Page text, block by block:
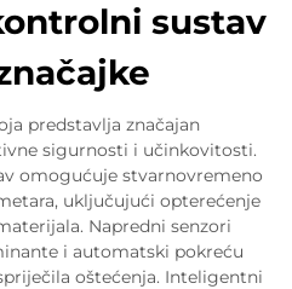
sustav
predstavlja značajan
sigurnosti i učinkovitosti.
omogućuje stvarnovremeno
uključujući opterećenje
Napredni senzori
i automatski pokreću
oštećenja. Inteligentni